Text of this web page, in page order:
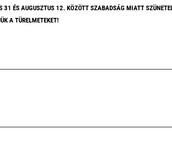
31 ÉS AUGUSZTUS 12. KÖZÖTT SZABADSÁG MIATT
A TÜRELMETEKET!